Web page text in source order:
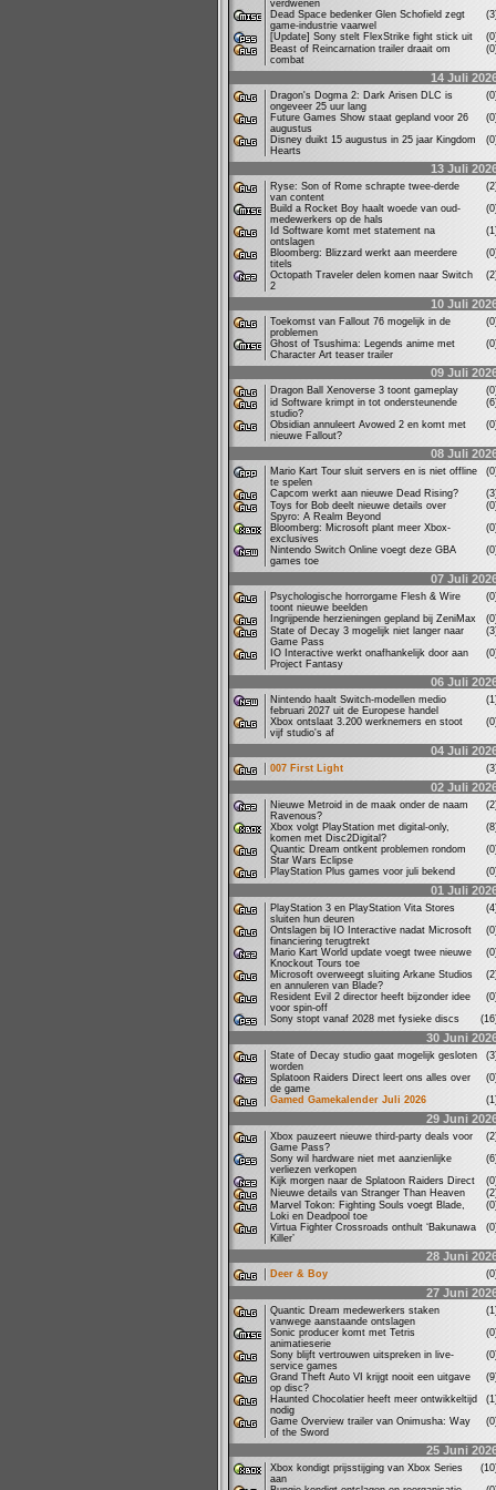
verdwenen
Dead Space bedenker Glen Schofield zegt
game-industrie vaarwel
[Update] Sony stelt FlexStrike fight stick uit
Beast of Reincarnation trailer draait om
combat
14 Juli
Dragon's Dogma 2: Dark Arisen DLC is
ongeveer 25 uur lang
Future Games Show staat gepland voor 26
augustus
Disney duikt 15 augustus in 25 jaar Kingdom
Hearts
13 Juli
Ryse: Son of Rome schrapte twee-derde
van content
Build a Rocket Boy haalt woede van oud-
medewerkers op de hals
Id Software komt met statement na
ontslagen
Bloomberg: Blizzard werkt aan meerdere
titels
Octopath Traveler delen komen naar Switch
2
10 Juli
Toekomst van Fallout 76 mogelijk in de
problemen
Ghost of Tsushima: Legends anime met
Character Art teaser trailer
09 Juli
Dragon Ball Xenoverse 3 toont gameplay
id Software krimpt in tot ondersteunende
studio?
Obsidian annuleert Avowed 2 en komt met
nieuwe Fallout?
08 Juli
Mario Kart Tour sluit servers en is niet offline
te spelen
Capcom werkt aan nieuwe Dead Rising?
Toys for Bob deelt nieuwe details over
Spyro: A Realm Beyond
Bloomberg: Microsoft plant meer Xbox-
exclusives
Nintendo Switch Online voegt deze GBA
games toe
07 Juli
Psychologische horrorgame Flesh & Wire
toont nieuwe beelden
Ingrijpende herzieningen gepland bij ZeniMax
State of Decay 3 mogelijk niet langer naar
Game Pass
IO Interactive werkt onafhankelijk door aan
Project Fantasy
06 Juli
Nintendo haalt Switch-modellen medio
februari 2027 uit de Europese handel
Xbox ontslaat 3.200 werknemers en stoot
vijf studio's af
04 Juli
007 First Light
02 Juli
Nieuwe Metroid in de maak onder de naam
Ravenous?
Xbox volgt PlayStation met digital-only,
komen met Disc2Digital?
Quantic Dream ontkent problemen rondom
Star Wars Eclipse
PlayStation Plus games voor juli bekend
01 Juli
PlayStation 3 en PlayStation Vita Stores
sluiten hun deuren
Ontslagen bij IO Interactive nadat Microsoft
financiering terugtrekt
Mario Kart World update voegt twee nieuwe
Knockout Tours toe
Microsoft overweegt sluiting Arkane Studios
en annuleren van Blade?
Resident Evil 2 director heeft bijzonder idee
voor spin-off
Sony stopt vanaf 2028 met fysieke discs
30 Juni
State of Decay studio gaat mogelijk gesloten
worden
Splatoon Raiders Direct leert ons alles over
de game
Gamed Gamekalender Juli 2026
29 Juni
Xbox pauzeert nieuwe third-party deals voor
Game Pass?
Sony wil hardware niet met aanzienlijke
verliezen verkopen
Kijk morgen naar de Splatoon Raiders Direct
Nieuwe details van Stranger Than Heaven
Marvel Tokon: Fighting Souls voegt Blade,
Loki en Deadpool toe
Virtua Fighter Crossroads onthult ‘Bakunawa
Killer’
28 Juni
Deer & Boy
27 Juni
Quantic Dream medewerkers staken
vanwege aanstaande ontslagen
Sonic producer komt met Tetris
animatieserie
Sony blijft vertrouwen uitspreken in live-
service games
Grand Theft Auto VI krijgt nooit een uitgave
op disc?
Haunted Chocolatier heeft meer ontwikkeltijd
nodig
Game Overview trailer van Onimusha: Way
of the Sword
25 Juni
Xbox kondigt prijsstijging van Xbox Series
aan